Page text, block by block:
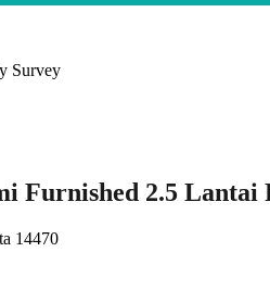
Furnished 2.5 Lantai
14470